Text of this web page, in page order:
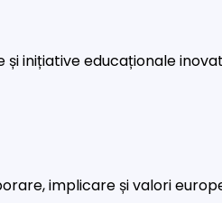
inițiative educaționale
implicare și valori